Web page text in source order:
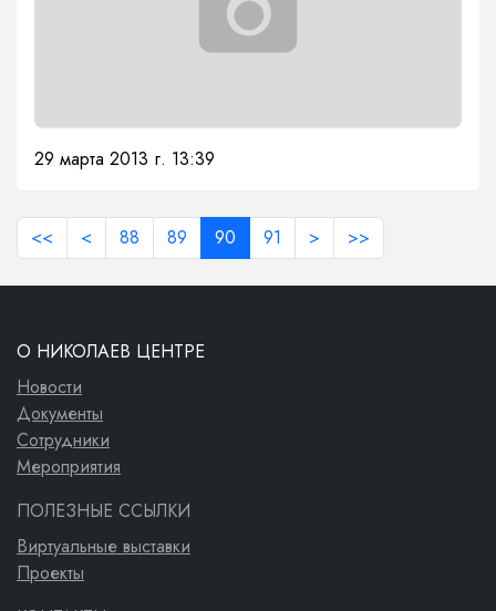
29 марта 2013 г. 13:39
<< < 88 89 90 91 > >>
О НИКОЛАЕВ ЦЕНТРЕ
Новости
Документы
Сотрудники
Мероприятия
ПОЛЕЗНЫЕ ССЫЛКИ
Виртуальные выставки
Проекты